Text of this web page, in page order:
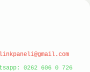
0262 606 0 726